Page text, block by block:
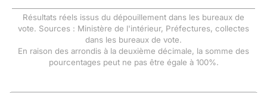
Résultats réels issus du dépouillement dans les bureaux de
vote. Sources : Ministère de l'intérieur, Préfectures, collectes
dans les bureaux de vote.
En raison des arrondis à la deuxième décimale, la somme des
pourcentages peut ne pas être égale à 100%.